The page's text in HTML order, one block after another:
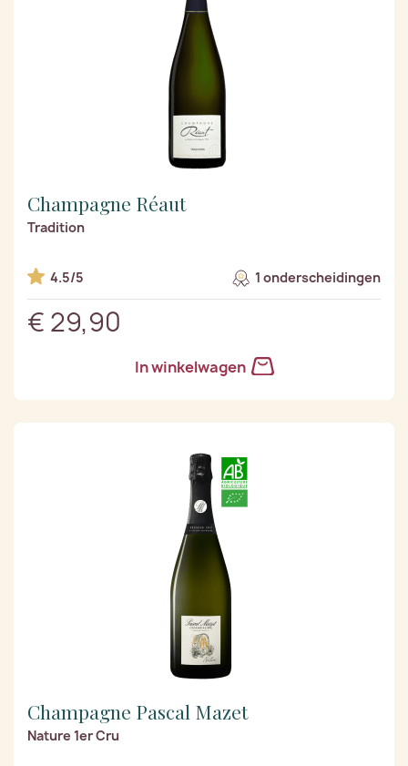
Champagne Réaut
Tradition
4.5/5 1 onderscheidingen
€ 29,90
In winkelwagen
Champagne Pascal Mazet
Nature 1er Cru